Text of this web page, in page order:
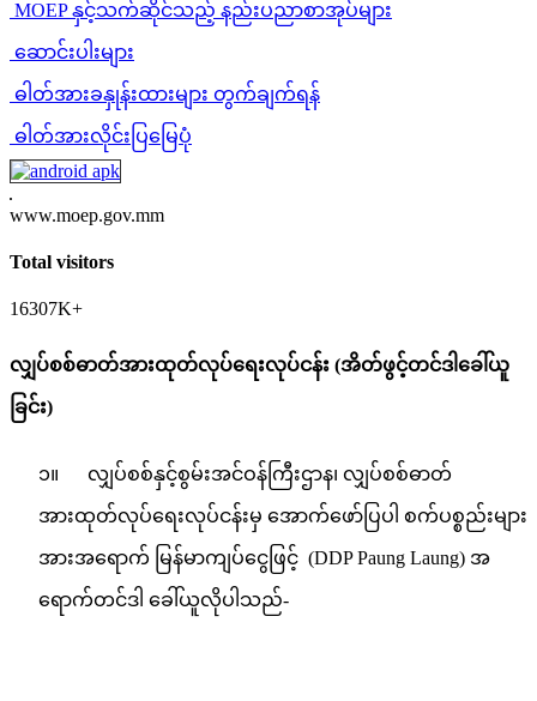
MOEP နှင့်သက်ဆိုင်သည့် နည်းပညာစာအုပ်များ
ဆောင်းပါးများ
ဓါတ်အားခနှုန်းထားများ တွက်ချက်ရန်
ဓါတ်အားလိုင်းပြမြေပုံ
www.moep.gov.mm
Total visitors
16307K+
လျှပ်စစ်ဓာတ်အားထုတ်လုပ်ရေးလုပ်ငန်း (အိတ်ဖွင့်တင်ဒါခေါ်ယူ
ခြင်း)
၁။ လျှပ်စစ်နှင့်စွမ်းအင်ဝန်ကြီးဌာန၊ လျှပ်စစ်ဓာတ်
အားထုတ်လုပ်ရေးလုပ်ငန်းမှ ​အောက်ဖော်ပြပါ စက်ပစ္စည်းများ
အားအရောက် မြန်မာကျပ်ငွေဖြင့် (DDP Paung Laung) အ
ရောက်တင်ဒါ ခေါ်ယူလိုပါသည်-